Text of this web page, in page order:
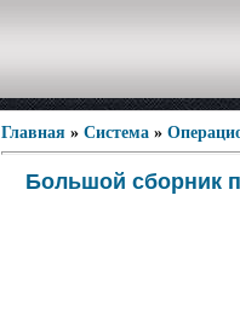
Главная » Система »
Большой сборник